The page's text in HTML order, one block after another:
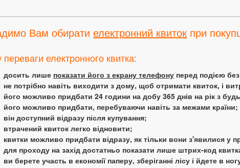
Вам обирати електронний квиток при
електронного квитка:
досить лише показати його з екрану телефону перед подією
не потрібно навіть виходити з дому, щоб отримати квиток, і
його можливо придбати 24 години на добу 365 днів на рік з
його можливо придбати, перебуваючи навіть за межами країни;
він доступний відразу після купування;
втрачений квиток легко відновити;
квитки можливо придбати відразу, як тільки вони з'явилися у
для проходу на захід достатньо показати лише штрих-код
ви берете участь в економії паперу, зберіганні лісу і йдете в